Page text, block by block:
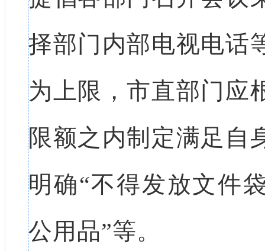
择部门内部电视电话
为上限，市直部门应
限额之内制定满足自
明确“不得发放文件
公用品”等。